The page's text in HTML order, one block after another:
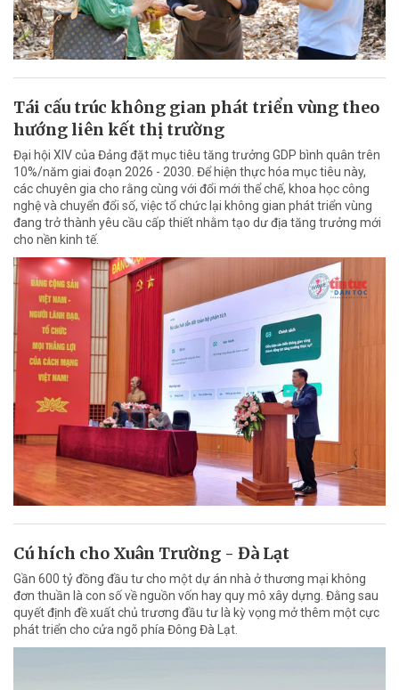
Tái cấu trúc không gian phát triển vùng theo
hướng liên kết thị trường
Đại hội XIV của Đảng đặt mục tiêu tăng trưởng GDP bình quân trên
10%/năm giai đoạn 2026 - 2030. Để hiện thực hóa mục tiêu này,
các chuyên gia cho rằng cùng với đổi mới thể chế, khoa học công
nghệ và chuyển đổi số, việc tổ chức lại không gian phát triển vùng
đang trở thành yêu cầu cấp thiết nhằm tạo dư địa tăng trưởng mới
cho nền kinh tế.
Cú hích cho Xuân Trường - Đà Lạt
Gần 600 tỷ đồng đầu tư cho một dự án nhà ở thương mại không
đơn thuần là con số về nguồn vốn hay quy mô xây dựng. Đằng sau
quyết định đề xuất chủ trương đầu tư là kỳ vọng mở thêm một cực
phát triển cho cửa ngõ phía Đông Đà Lạt.